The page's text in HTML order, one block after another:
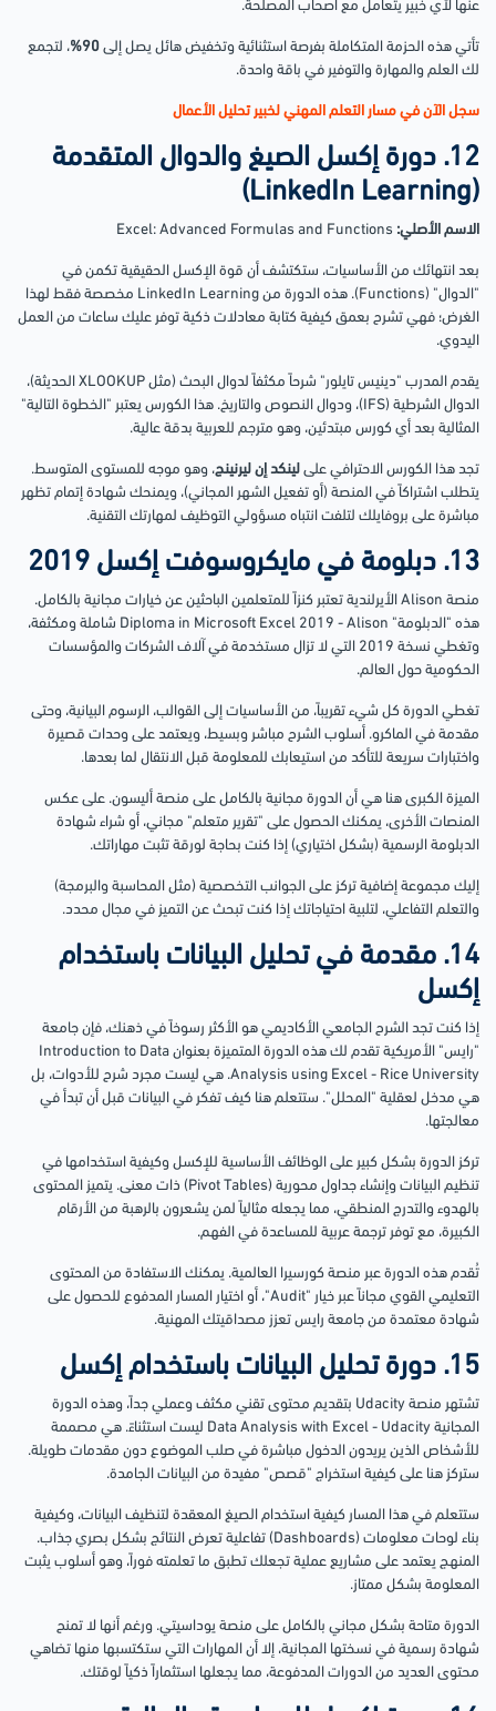
عنها لأي خبير يتعامل مع أصحاب المصلحة.
تأتي هذه الحزمة المتكاملة بفرصة استثنائية وتخفيض هائل يصل إلى 90%
، لتجمع
لك العلم والمهارة والتوفير في باقة واحدة.
سجل الآن في مسار التعلم المهني لخبير تحليل الأعمال
12. دورة إكسل الصيغ والدوال المتقدمة
(LinkedIn Learning)
الاسم الأصلي:
بعد انتهائك من الأساسيات، ستكتشف أن قوة الإكسل الحقيقية تكمن في
"الدوال" (Functions). هذه الدورة من LinkedIn Learning مخصصة فقط لهذا
الغرض؛ فهي تشرح بعمق كيفية كتابة معادلات ذكية توفر عليك ساعات من العمل
اليدوي.
يقدم المدرب "دينيس تايلور" شرحاً مكثفاً لدوال البحث (مثل XLOOKUP الحديثة)،
الدوال الشرطية (IFS)، ودوال النصوص والتاريخ. هذا الكورس يعتبر "الخطوة التالية"
المثالية بعد أي كورس مبتدئين، وهو مترجم للعربية بدقة عالية.
تجد هذا الكورس الاحترافي على لينكد إن ليرنينج، وهو موجه للمستوى المتوسط.
يتطلب اشتراكاً في المنصة (أو تفعيل الشهر المجاني)، ويمنحك شهادة إتمام تظهر
مباشرة على بروفايلك لتلفت انتباه مسؤولي التوظيف لمهارتك التقنية.
13. دبلومة في مايكروسوفت إكسل 2019
منصة Alison الأيرلندية تعتبر كنزاً للمتعلمين الباحثين عن خيارات مجانية بالكامل.
هذه "الدبلومة" Diploma in Microsoft Excel 2019 - Alison شاملة ومكثفة،
وتغطي نسخة 2019 التي لا تزال مستخدمة في آلاف الشركات والمؤسسات
الحكومية حول العالم.
تغطي الدورة كل شيء تقريباً، من الأساسيات إلى القوالب، الرسوم البيانية، وحتى
مقدمة في الماكرو. أسلوب الشرح مباشر وبسيط، ويعتمد على وحدات قصيرة
واختبارات سريعة للتأكد من استيعابك للمعلومة قبل الانتقال لما بعدها.
الميزة الكبرى هنا هي أن الدورة مجانية بالكامل على منصة أليسون. على عكس
المنصات الأخرى، يمكنك الحصول على "تقرير متعلم" مجاني، أو شراء شهادة
الدبلومة الرسمية (بشكل اختياري) إذا كنت بحاجة لورقة تثبت مهاراتك.
إليك مجموعة إضافية تركز على الجوانب التخصصية (مثل المحاسبة والبرمجة)
والتعلم التفاعلي، لتلبية احتياجاتك إذا كنت تبحث عن التميز في مجال محدد.
14. مقدمة في تحليل البيانات باستخدام
إكسل
إذا كنت تجد الشرح الجامعي الأكاديمي هو الأكثر رسوخاً في ذهنك، فإن جامعة
"رايس" الأمريكية تقدم لك هذه الدورة المتميزة بعنوان Introduction to Data
Analysis using Excel - Rice University. هي ليست مجرد شرح للأدوات، بل
هي مدخل لعقلية "المحلل". ستتعلم هنا كيف تفكر في البيانات قبل أن تبدأ في
معالجتها.
تركز الدورة بشكل كبير على الوظائف الأساسية للإكسل وكيفية استخدامها في
تنظيم البيانات وإنشاء جداول محورية (Pivot Tables) ذات معنى. يتميز المحتوى
بالهدوء والتدرج المنطقي، مما يجعله مثالياً لمن يشعرون بالرهبة من الأرقام
الكبيرة، مع توفر ترجمة عربية للمساعدة في الفهم.
تُقدم هذه الدورة عبر منصة كورسيرا العالمية. يمكنك الاستفادة من المحتوى
التعليمي القوي مجاناً عبر خيار "Audit"، أو اختيار المسار المدفوع للحصول على
شهادة معتمدة من جامعة رايس تعزز مصداقيتك المهنية.
15. دورة تحليل البيانات باستخدام إكسل
تشتهر منصة Udacity بتقديم محتوى تقني مكثف وعملي جداً، وهذه الدورة
المجانية Data Analysis with Excel - Udacity ليست استثناءً. هي مصممة
للأشخاص الذين يريدون الدخول مباشرة في صلب الموضوع دون مقدمات طويلة.
ستركز هنا على كيفية استخراج "قصص" مفيدة من البيانات الجامدة.
ستتعلم في هذا المسار كيفية استخدام الصيغ المعقدة لتنظيف البيانات، وكيفية
بناء لوحات معلومات (Dashboards) تفاعلية تعرض النتائج بشكل بصري جذاب.
المنهج يعتمد على مشاريع عملية تجعلك تطبق ما تعلمته فوراً، وهو أسلوب يثبت
المعلومة بشكل ممتاز.
الدورة متاحة بشكل مجاني بالكامل على منصة يوداسيتي. ورغم أنها لا تمنح
شهادة رسمية في نسختها المجانية، إلا أن المهارات التي ستكتسبها منها تضاهي
محتوى العديد من الدورات المدفوعة، مما يجعلها استثماراً ذكياً لوقتك.